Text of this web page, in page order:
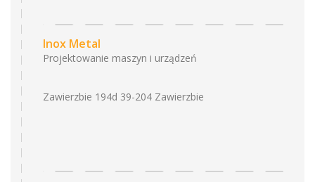
Inox Metal
Projektowanie maszyn i urządzeń
Zawierzbie 194d 39-204 Zawierzbie